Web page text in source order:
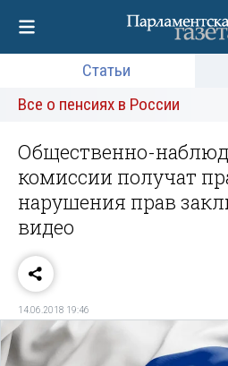
Статьи
Все о пенсиях в России
Общественно-
комиссии получат
нарушения прав
видео
14.06.2018 19:46